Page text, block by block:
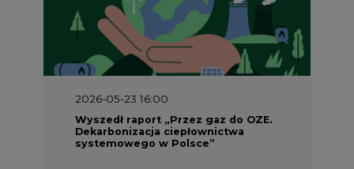
2026-05-23 16:00
Wyszedł raport „Przez gaz do OZE.
Dekarbonizacja ciepłownictwa
systemowego w Polsce”